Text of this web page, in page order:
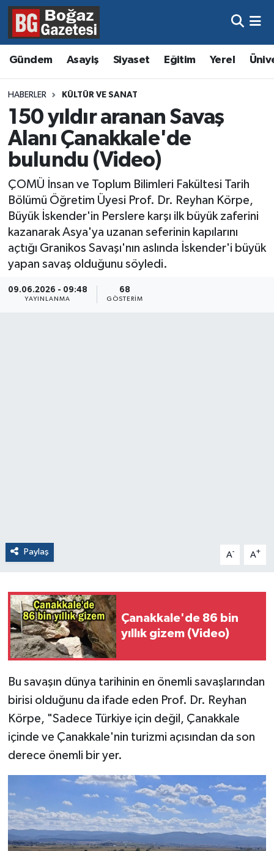
Gündem Asayiş Siyaset Eğitim Yerel
HABERLER KÜLTÜR VE SANAT
150 yıldır aranan Savaş
Alanı Çanakkale'de
bulundu (Video)
ÇOMÜ İnsan ve Toplum Bilimleri Fakültesi Tarih
Bölümü Öğretim Üyesi Prof. Dr. Reyhan Körpe,
Büyük İskender'in Perslere karşı ilk büyük zaferini
kazanarak Asya'ya uzanan seferinin kapılarını
açtığı Granikos Savaşı'nın aslında İskender'i büyük
yapan savaş olduğunu söyledi.
09.06.2026 - 09:48
YAYINLANMA
68
GÖSTERIM
Paylaş A- A+
Çanakkale'de 86 bin
yıllık gizem (Video)
Bu savaşın dünya tarihinin en önemli savaşlarından
birisi olduğunu da ifade eden Prof. Dr. Reyhan
Körpe, "Sadece Türkiye için değil, Çanakkale
içinde ve Çanakkale'nin turizmi açısından da son
derece önemli bir yer.
Asayiş
Eğitim
Ekonomi
Gündem
Kültür ve Sanat
Magazin
Resmi İlanlar
Sağlık
Hava Durumu
Trafik Durumu
Süper Lig Puan Durumu ve Fikstür
Tüm Manşetler
Son Dakika Haberleri
Haber Arşivi